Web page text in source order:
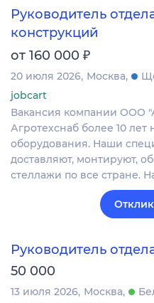
Руководитель
конструкций
от 160 000 ₽
20 июля 2026 Москва
jobcart
Вакансия компании ООО
Агротехснаб более 10
оборудования. Наши
доставляют, монтируют,
стеллажи по все стране.
Руководитель
50 000
13 июля 2026 Москва